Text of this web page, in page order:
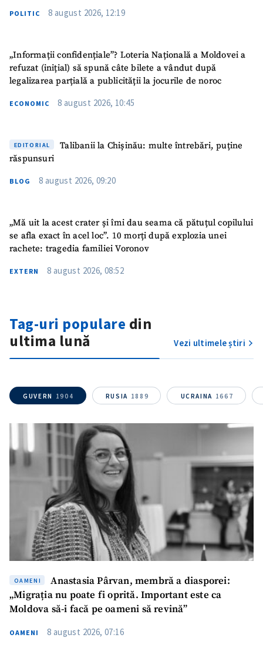
Trimite o informație
in English
на русском
POLITIC 8 august 2026, 12:19
„Informații confidențiale”? Loteria Națională a Moldovei a
refuzat (inițial) să spună câte bilete a vândut după
legalizarea parțială a publicității la jocurile de noroc
ECONOMIC 8 august 2026, 10:45
EDITORIAL
Talibanii la Chișinău: multe întrebări, puține
răspunsuri
BLOG 8 august 2026, 09:20
„Mă uit la acest crater și îmi dau seama că pătuțul copilului
se afla exact în acel loc”. 10 morți după explozia unei
rachete: tragedia familiei Voronov
EXTERN 8 august 2026, 08:52
Tag-uri populare din
ultima lună
Vezi ultimele știri
GUVERN 1904 RUSIA 1889 UCRAINA 1667
OAMENI
Anastasia Pârvan, membră a diasporei:
„Migrația nu poate fi oprită. Important este ca
Moldova să-i facă pe oameni să revină”
OAMENI 8 august 2026, 07:16